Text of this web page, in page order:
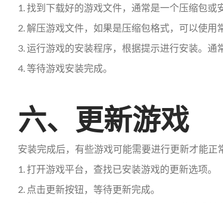
1. 找到下载好的游戏文件，通常是一个压缩包或
2. 解压游戏文件，如果是压缩包格式，可以使用
3. 运行游戏的安装程序，根据提示进行安装。通
4. 等待游戏安装完成。
六、更新游戏
安装完成后，有些游戏可能需要进行更新才能正
1. 打开游戏平台，查找已安装游戏的更新选项。
2. 点击更新按钮，等待更新完成。